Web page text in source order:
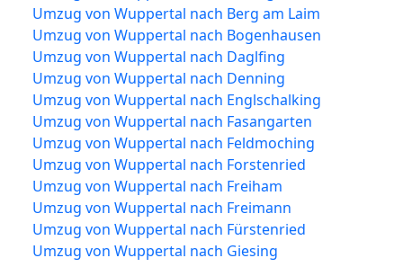
Umzug von Wuppertal nach Berg am Laim
Umzug von Wuppertal nach Bogenhausen
Umzug von Wuppertal nach Daglfing
Umzug von Wuppertal nach Denning
Umzug von Wuppertal nach Englschalking
Umzug von Wuppertal nach Fasangarten
Umzug von Wuppertal nach Feldmoching
Umzug von Wuppertal nach Forstenried
Umzug von Wuppertal nach Freiham
Umzug von Wuppertal nach Freimann
Umzug von Wuppertal nach Fürstenried
Umzug von Wuppertal nach Giesing